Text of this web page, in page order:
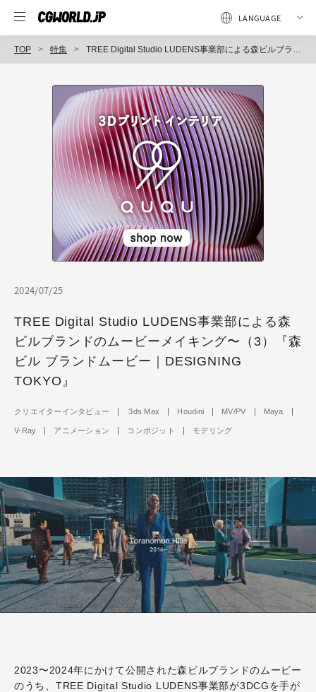
TOP 特集 TREE Digital Studio LUDENS事業部による森ビルブランドのムービーメイキング〜（3）『森ビル ブランドムービー｜DESIGNING TOKYO』
2024/07/25
TREE Digital Studio LUDENS事業部による森
ビルブランドのムービーメイキング〜（3）『森
ビル ブランドムービー｜DESIGNING
TOKYO』
クリエイターインタビュー 3ds Max Houdini MV/PV Maya
V-Ray アニメーション コンポジット モデリング
2023〜2024年にかけて公開された森ビルブランドのムービー
のうち、 TREE Digital Studio LUDENS事業部が3DCGを手が